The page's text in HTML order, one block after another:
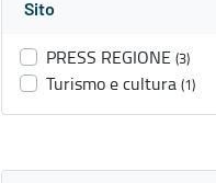
Sito
PRESS REGIONE (3)
Turismo e cultura (1)